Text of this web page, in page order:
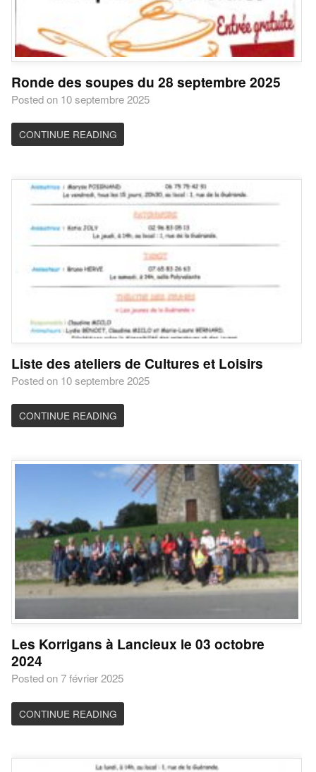
Ronde des soupes du 28 septembre 2025
Posted on 10 septembre 2025
CONTINUE READING
Liste des ateliers de Cultures et Loisirs
Posted on 10 septembre 2025
CONTINUE READING
Les Korrigans à Lancieux le 03 octobre
2024
Posted on 7 février 2025
CONTINUE READING